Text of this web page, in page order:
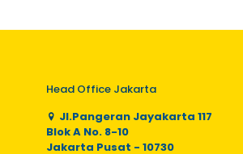
Head Office Jakarta
Jl.Pangeran Jayakarta 117
Blok A No. 8-10
Jakarta Pusat - 10730